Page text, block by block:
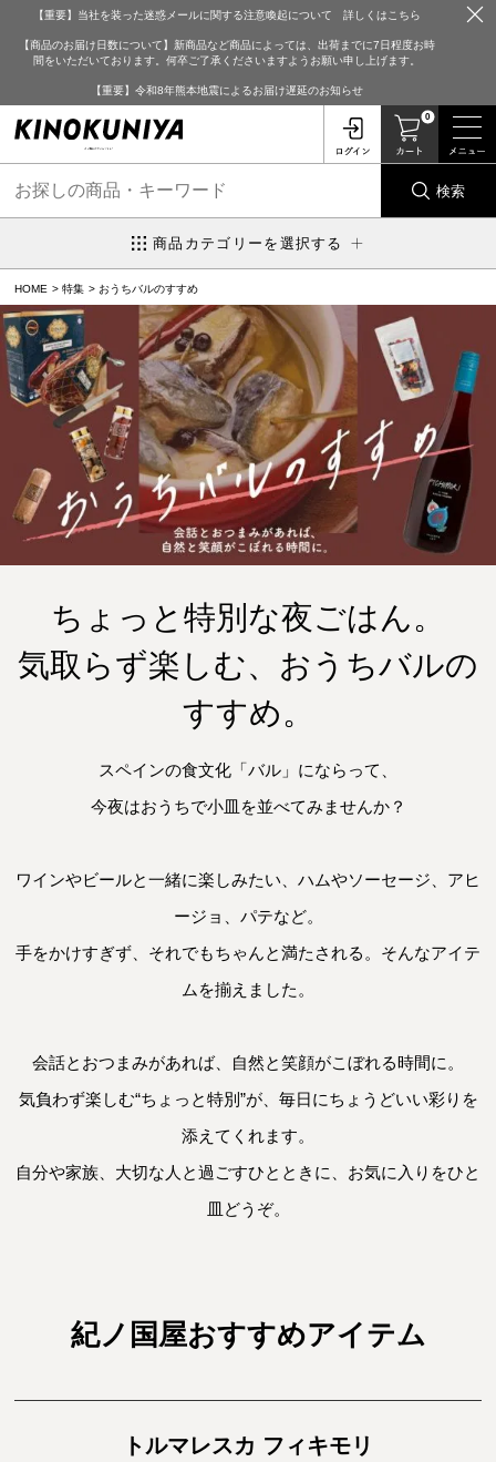
【重要】当社を装った迷惑メールに関する注意喚起について 詳しくはこちら
【商品のお届け日数について】新商品など商品によっては、出荷までに7日程度お時
間をいただいております。何卒ご了承くださいますようお願い申し上げます。
【重要】令和8年熊本地震によるお届け遅延のお知らせ
0
検索
商品カテゴリーを選択する
HOME 特集 おうちバルのすすめ
ちょっと特別な夜ごはん。
気取らず楽しむ、おうちバルの
すすめ。
スペインの食文化「バル」にならって、
今夜はおうちで小皿を並べてみませんか？
ワインやビールと一緒に楽しみたい、ハムやソーセージ、アヒ
ージョ、パテなど。
手をかけすぎず、それでもちゃんと満たされる。そんなアイテ
ムを揃えました。
会話とおつまみがあれば、自然と笑顔がこぼれる時間に。
気負わず楽しむ“ちょっと特別”が、毎日にちょうどいい彩りを
添えてくれます。
自分や家族、大切な人と過ごすひとときに、お気に入りをひと
皿どうぞ。
紀ノ国屋おすすめアイテム
トルマレスカ フィキモリ